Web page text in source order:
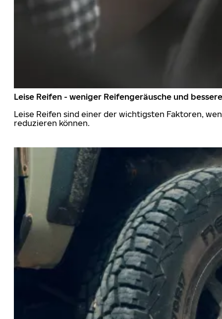
Leise Reifen - weniger Reifengeräusche und
Leise Reifen sind einer der wichtigsten Faktoren,
reduzieren können.